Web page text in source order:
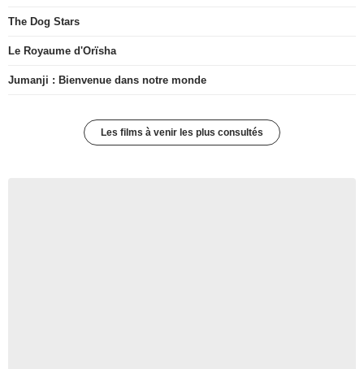
The Dog Stars
Le Royaume d'Orïsha
Jumanji : Bienvenue dans notre monde
Les films à venir les plus consultés